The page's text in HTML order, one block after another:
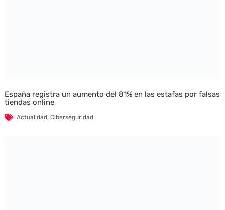
España registra un aumento del 81% en las estafas por falsas
tiendas online
Actualidad, Ciberseguridad